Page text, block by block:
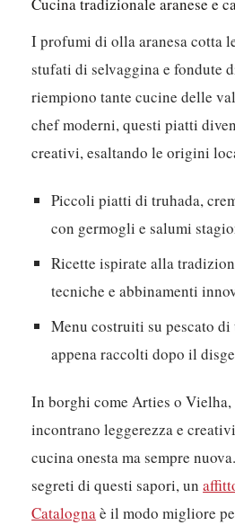
I profumi di olla aranesa cotta
stufati di selvaggina e fondute
riempiono tante cucine delle
chef moderni, questi piatti
creativi, esaltando le origini
Piccoli piatti di truhada,
con germogli e salumi
Ricette ispirate alla
tecniche e abbinamenti
Menu costruiti su pescato
appena raccolti dopo il
In borghi come Arties o
incontrano leggerezza e
cucina onesta ma sempre
segreti di questi sapori, un
Catalognaè il modo migliore